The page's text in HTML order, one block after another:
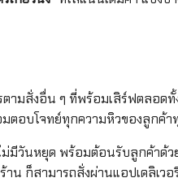
มสั่งอื่น ๆ ที่พร้อมเสิร์ฟตลอดทั้
มตอบโจทย์ทุกความหิวของลูกค้
มีวันหยุด พร้อมต้อนรับลูกค้าด้ว
ก็สามารถสั่งผ่านแอปเดลิเวอ